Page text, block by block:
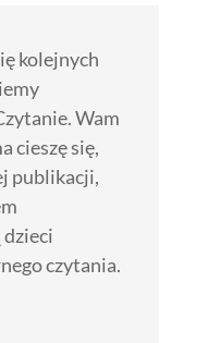
kolejnych
Wam
cieszę się,
publikacji,
czytania.